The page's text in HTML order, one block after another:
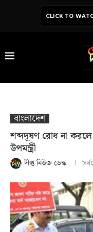
CLICK TO
বাংলাদেশ
শব্দদূষণ রোধ না করলে
উপমন্ত্রী
দীপ্ত নিউজ ডেস্ক